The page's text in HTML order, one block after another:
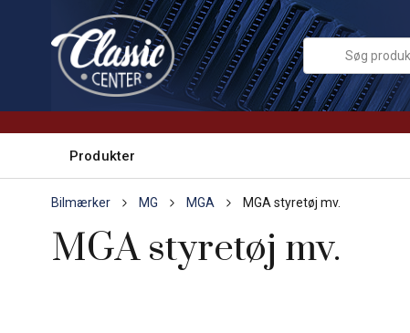
Produkter
Bilmærker MG MGA MGA styretøj mv.
MGA styretøj mv.